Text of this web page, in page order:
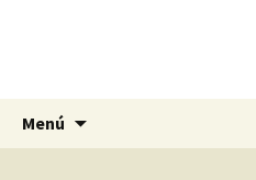
La Yunta de
La nueva opción en
Menú